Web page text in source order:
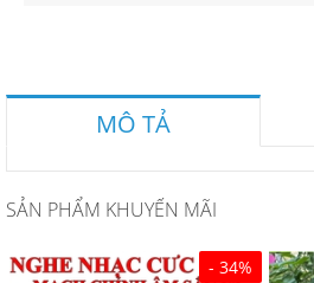
MÔ TẢ
SẢN PHẨM KHUYẾN MÃI
- 34%